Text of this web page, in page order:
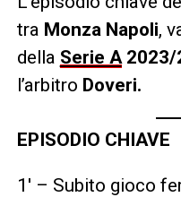
tra Monza Napoli,
della Serie A2023/
l’arbitro Doveri.
EPISODIO CHIAVE
1′ – Subito gioco